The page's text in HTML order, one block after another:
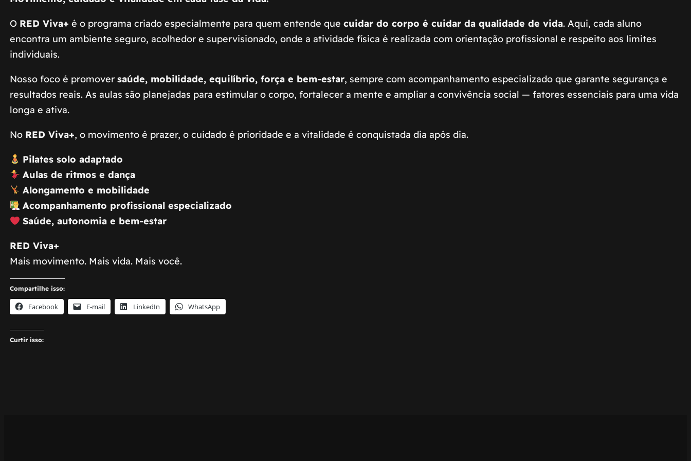
O RED Viva+ é o programa criado especialmente para quem entende que cuidar do corpo é cuidar da qualidade de vida. Aqui, cada aluno
encontra um ambiente seguro, acolhedor e supervisionado, onde a atividade física é realizada com orientação profissional e respeito aos limites
individuais.
Nosso foco é promover saúde, mobilidade, equilíbrio, força e bem-estar, sempre com acompanhamento especializado que garante segurança e
resultados reais. As aulas são planejadas para estimular o corpo, fortalecer a mente e ampliar a convivência social — fatores essenciais para uma vida
longa e ativa.
No RED Viva+, o movimento é prazer, o cuidado é prioridade e a vitalidade é conquistada dia após dia.
Pilates solo adaptado
Aulas de ritmos e dança
Alongamento e mobilidade
Acompanhamento profissional especializado
Saúde, autonomia e bem-estar
RED Viva+
Mais movimento. Mais vida. Mais você.
Compartilhe isso:
Facebook E-mail LinkedIn WhatsApp
Curtir isso: